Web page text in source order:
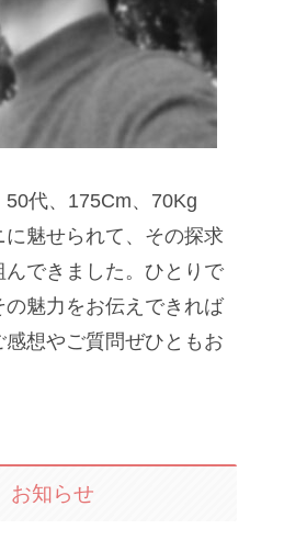
代、175Cm、70Kg
に魅せられて、その探求
んできました。ひとりで
の魅力をお伝えできれば
感想やご質問ぜひともお
お知らせ